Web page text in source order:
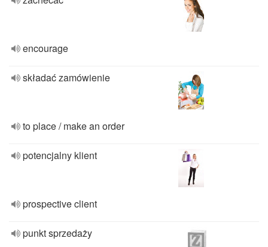
encourage
składać zamówienie
to place / make an order
potencjalny klient
prospective client
punkt sprzedaży